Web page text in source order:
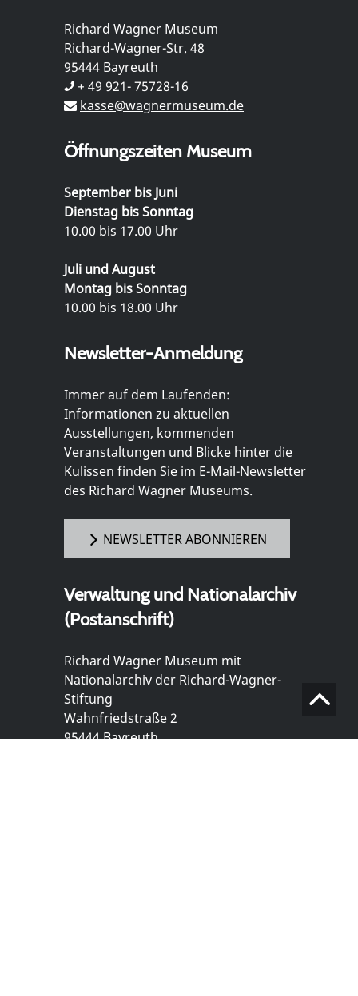
Richard Wagner Museum
Richard-Wagner-Str. 48
95444 Bayreuth
+ 49 921- 75728-16
kasse@wagnermuseum.de
Öffnungszeiten Museum
September bis Juni
Dienstag bis Sonntag
10.00 bis 17.00 Uhr
Juli und August
Montag bis Sonntag
10.00 bis 18.00 Uhr
Newsletter-Anmeldung
Immer auf dem Laufenden:
Informationen zu aktuellen
Ausstellungen, kommenden
Veranstaltungen und Blicke hinter die
Kulissen finden Sie im E-Mail-Newsletter
des Richard Wagner Museums.
NEWSLETTER ABONNIEREN
Verwaltung und Nationalarchiv
(Postanschrift)
Richard Wagner Museum mit
Nationalarchiv der Richard-Wagner-
Stiftung
Wahnfriedstraße 2
95444 Bayreuth